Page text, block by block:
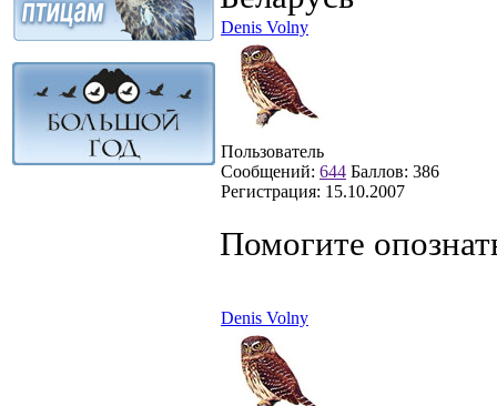
Denis Volny
Пользователь
Сообщений: 644 Баллов: 386
Регистрация: 15.10.2007
Помогите
Denis Volny